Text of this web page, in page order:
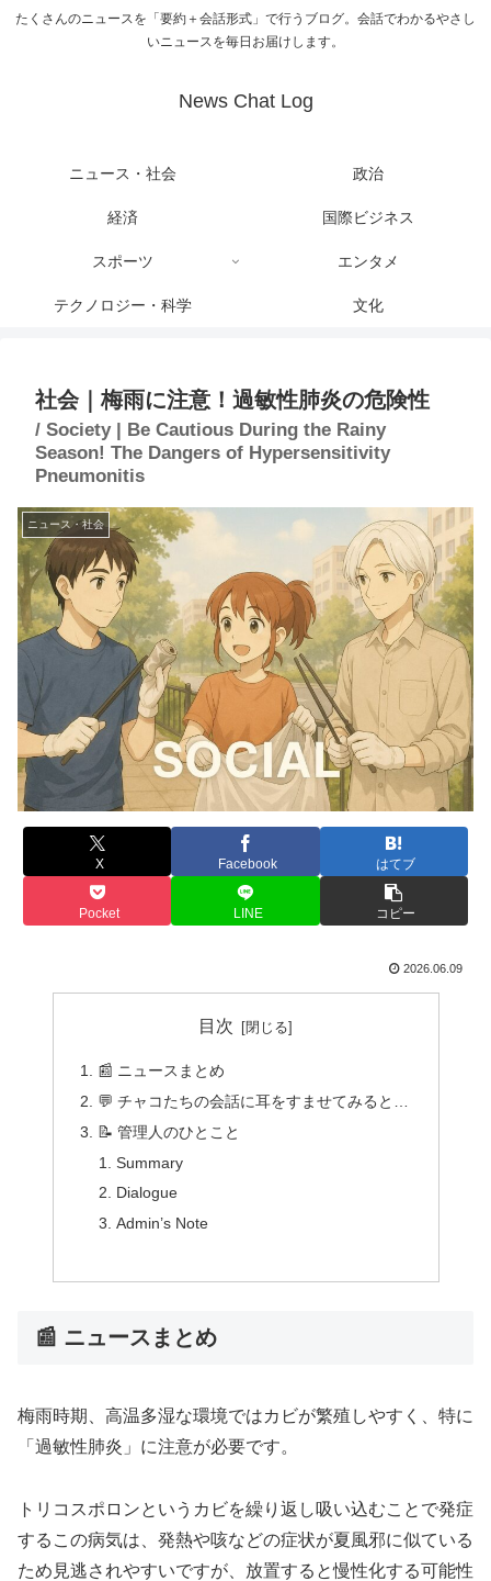
たくさんのニュースを「要約＋会話形式」で行うブログ。会話でわかるやさし
いニュースを毎日お届けします。
News Chat Log
ニュース・社会 政治
経済 国際ビジネス
スポーツ エンタメ
テクノロジー・科学 文化
社会｜梅雨に注意！過敏性肺炎の危険性
/ Society | Be Cautious During the Rainy
Season! The Dangers of Hypersensitivity
Pneumonitis
ニュース・社会
X Facebook はてブ
Pocket LINE コピー
2026.06.09
目次
📰 ニュースまとめ
💬 チャコたちの会話に耳をすませてみると…
📝 管理人のひとこと
Summary
Dialogue
Admin’s Note
📰 ニュースまとめ
梅雨時期、高温多湿な環境ではカビが繁殖しやすく、特に
「過敏性肺炎」に注意が必要です。
トリコスポロンというカビを繰り返し吸い込むことで発症
するこの病気は、発熱や咳などの症状が夏風邪に似ている
ため見逃されやすいですが、放置すると慢性化する可能性